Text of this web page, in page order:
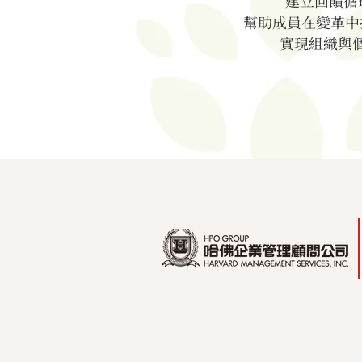
幫助成員在變革
實現組織與